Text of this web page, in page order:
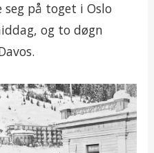
på toget i Oslo
og to døgn